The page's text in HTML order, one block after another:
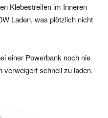
Klebestreifen im Inneren
Laden, was plötzlich nicht
einer Powerbank noch nie
verweigert schnell zu laden.